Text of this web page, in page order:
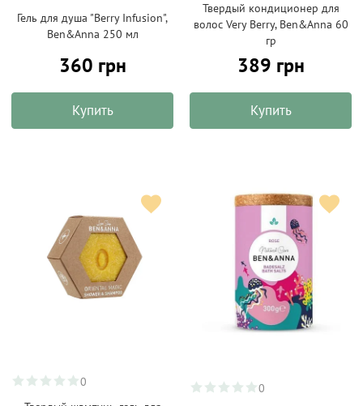
Гель для душа "Berry Infusion",
Ben&Anna 250 мл
360 грн
Купить
Твердый кондиционер для
волос Very Berry, Ben&Anna 60
гр
389 грн
Купить
0
0